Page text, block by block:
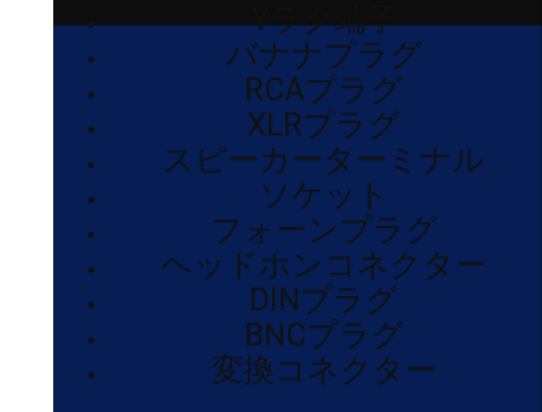
Yラグ端子
バナナプラグ
RCAプラグ
XLRプラグ
スピーカーターミナル
ソケット
フォーンプラグ
ヘッドホンコネクター
DINプラグ
BNCプラグ
変換コネクター